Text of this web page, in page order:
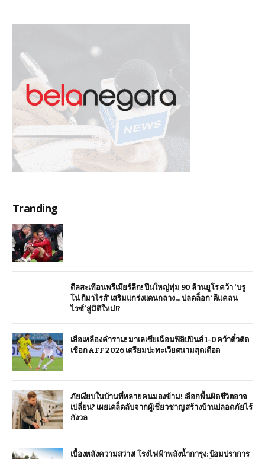
Tranding
ดีลสะเทือนพรีเมียร์ลีก! ปืนใหญ่ทุ่ม 90 ล้านยูโร คว้า ‘บรู
โน่ กิมาไรส์’ เสริมแกร่งแดนกลาง… ปลดล็อก ‘ดีแคลน
ไรซ์’ สู่มิติใหม่!?
เสือเหลืองคำราม! มาเลเซียเฉือนฟิลิปปินส์ 1-0 คว้าตั๋วตัด
เชือก AFF 2026 เตรียมปะทะเวียดนามสุดเดือด
ภัยเงียบในบ้านที่หลายคนมองข้าม! เลือกพื้นผิดชีวิตอาจ
เปลี่ยน? เผยเคล็ดลับจากผู้เชี่ยวชาญ สร้างบ้านปลอดภัยไร้
กังวล
เบื้องหลังความสว่าง! โรงไฟฟ้าพลังน้ำการุง: ป้อมปราการ